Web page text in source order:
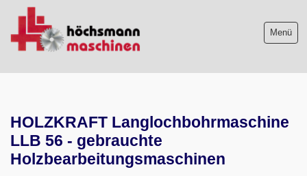
Menü
Maschinenankauf
Shop
HOLZKRAFT Langlochbohrmaschine
LLB 56 - gebrauchte
Holzbearbeitungsmaschinen